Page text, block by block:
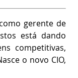
gerente de
está dando
competitivas,
o novo CIO,